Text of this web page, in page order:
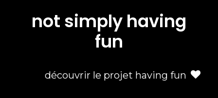
not simply having
fun
découvrir le projet having fun